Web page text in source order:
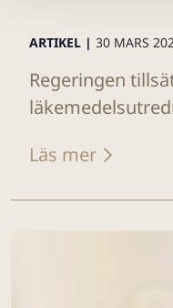
ARTIKEL | 30 MARS
Regeringen
Läs mer